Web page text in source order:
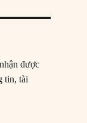
được
tin, tài